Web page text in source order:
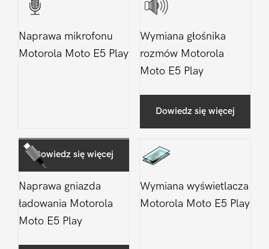
Naprawa mikrofonu
Motorola Moto E5 Play
Dowiedz się więcej
Wymiana głośnika
rozmów Motorola
Moto E5 Play
Dowiedz się więcej
Naprawa gniazda
ładowania Motorola
Moto E5 Play
Wymiana wyświetlacza
Motorola Moto E5 Play